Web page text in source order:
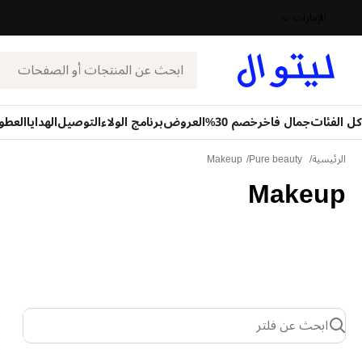
بحث
كل الفئاتجمال فاخرخصم 30% العروضبرنامج الولاءالتوصيلالهدايا
الرئيسية Pure beauty
Makeup
Makeup
ابحث عن فلتر